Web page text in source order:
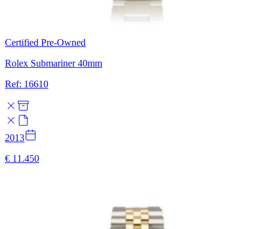
Certified Pre-Owned
Rolex Submariner 40mm
Ref: 16610
2013
€ 11.450